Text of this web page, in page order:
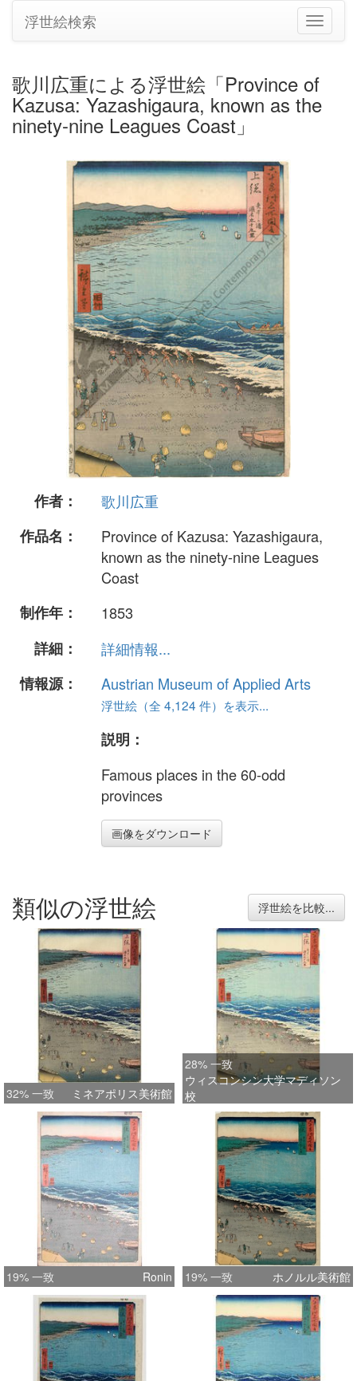
ナ
ビ
シ
ョ
浮世絵検索
歌川広重による浮世絵「Province of
Kazusa: Yazashigaura, known as the
ninety-nine Leagues Coast」
作者：
歌川広重
作品名：
Province of Kazusa: Yazashigaura,
known as the ninety-nine Leagues
Coast
制作年：
1853
詳細：
詳細情報...
情報源：
Austrian Museum of Applied Arts
浮世絵（全 4,124 件）を表示...
説明：
Famous places in the 60-odd
provinces
画像をダウンロード
類似の浮世絵 浮世絵を比較...
32% 一致 ミネアポリス美術館
28% 一致
ウィスコンシン大学マディソン
校
19% 一致 Ronin 19% 一致 ホノルル美術館